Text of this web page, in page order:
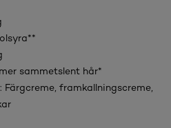
sammetslent hår*
Färgcreme, framkallningscreme,